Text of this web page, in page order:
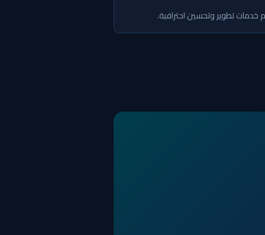
خدمات تطوير وتحسين احترافية.